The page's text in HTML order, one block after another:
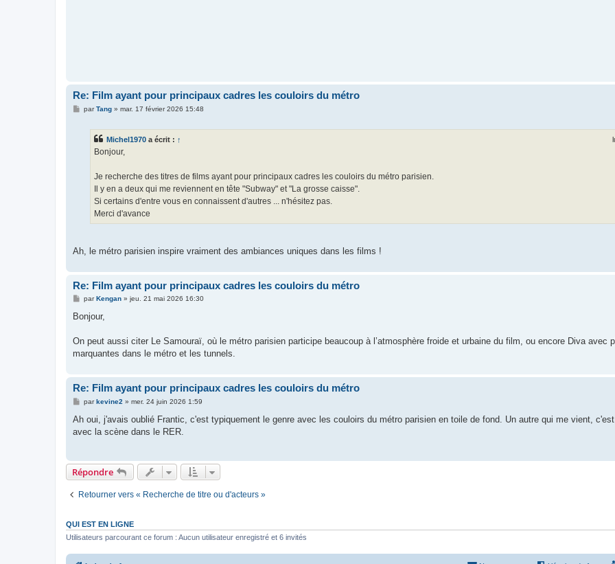
Re: Film ayant pour principaux cadres les couloirs du métro
MparTang» mar. 17 février 2026 15:48
Michel1970 a écrit : ↑
Bonjour,
Je recherche des titres de films ayant pour principaux cadres les couloirs du métro parisien.
Il y en a deux qui me reviennent en tête "Subway" et "La grosse caisse".
Si certains d'entre vous en connaissent d'autres ... n'hésitez pas.
Merci d'avance
Ah, le métro parisien inspire vraiment des ambiances uniques dans les films !
Re: Film ayant pour principaux cadres les couloirs du métro
M
s
g
parKengan» jeu. 21 mai 2026 16:30
Bonjour,
On peut aussi citer Le Samouraï, où le métro parisien participe beaucoup à l’atmosphère froide et urbaine du film, ou encore Diva avec
marquantes dans le métro et les tunnels.
Re: Film ayant pour principaux cadres les couloirs du métro
M
s
a
parkevine2 » mer. 24 juin 2026 1:59
Ah oui, j'avais oublié Frantic, c'est typiquement le genre avec les couloirs du métro parisien en toile de fond. Un autre qui me vient, c'est
avec la scène dans le RER.
Répondre
Retourner vers « Recherche de titre ou d'acteurs »
QUI EST EN LIGNE
Utilisateurs parcourant ce forum : Aucun utilisateur enregistré et 6 invités